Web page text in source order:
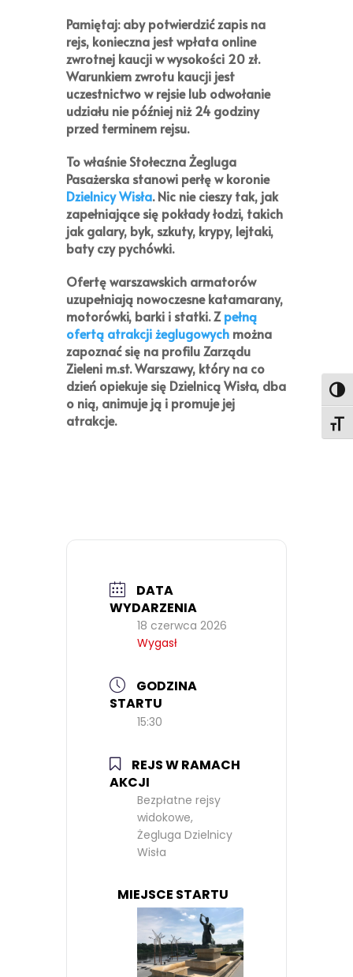
Pamiętaj:aby potwierdzić zapis na
rejs, konieczna jest wpłata online
zwrotnej kaucji w wysokości 20 zł.
Warunkiem zwrotu kaucji jest
uczestnictwo w rejsie lub odwołanie
udziału nie później niż 24 godziny
przed terminem rejsu.
To właśnie Stołeczna Żegluga
Pasażerska stanowi perłę w koronie
Dzielnicy Wisła. Nic nie cieszy tak, jak
zapełniające się pokłady łodzi, takich
jak galary, byk, szkuty, krypy, lejtaki,
baty czy pychówki.
Ofertę warszawskich armatorów
uzupełniają nowoczesne katamarany,
motorówki, barki i statki. Zpełną
ofertą atrakcji żeglugowych można
zapoznać się na profilu Zarządu
Zieleni m.st. Warszawy, który na co
dzień opiekuje się Dzielnicą Wisła, dba
o nią, animuje ją i promuje jej
atrakcje.
DATA
WYDARZENIA
18 czerwca 2026
Wygasł
GODZINA
STARTU
15:30
REJS W RAMACH
AKCJI
Bezpłatne rejsy
widokowe,
Żegluga Dzielnicy
Wisła
MIEJSCE STARTU